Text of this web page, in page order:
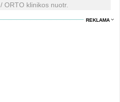
ORTO klinikos nuotr.
REKLAMA